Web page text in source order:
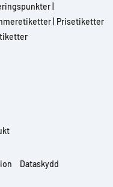
Prisetiketter
Dataskydd